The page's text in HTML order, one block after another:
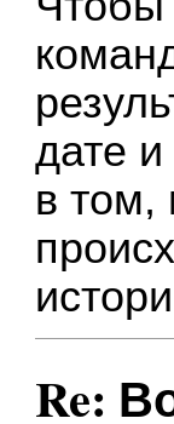
дате
в том,
Re: